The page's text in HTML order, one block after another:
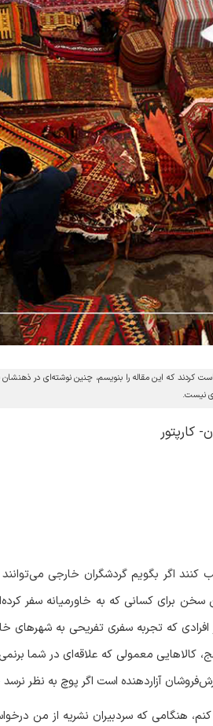
کردند که این مقاله را بنویسم، چنین نوشته‌ای در
نیست.
کارپتور
کنند اگر بگویم گردشگران خارجی
سخن برای کسانی که به خاورمیانه سفر
که تجربه سفری تفریحی به شهرهای
کالاهایی معمولی که علاقه‌ای در شما
آزاردهنده است اگر پوچ به نظر
کنم، هنگامی که سردبیران نشریه از من